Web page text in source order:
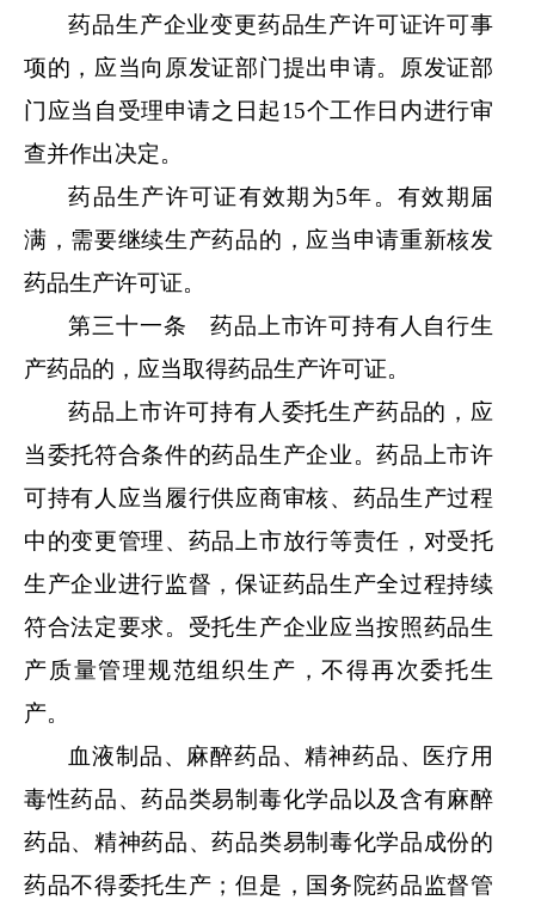
药品生产企业变更药品生产许可证许可事
项的，应当向原发证部门提出申请。原发证部
门应当自受理申请之日起15个工作日内进行审
查并作出决定。
药品生产许可证有效期为5年。有效期届
满，需要继续生产药品的，应当申请重新核发
药品生产许可证。
第三十一条 药品上市许可持有人自行生
产药品的，应当取得药品生产许可证。
药品上市许可持有人委托生产药品的，应
当委托符合条件的药品生产企业。药品上市许
可持有人应当履行供应商审核、药品生产过程
中的变更管理、药品上市放行等责任，对受托
生产企业进行监督，保证药品生产全过程持续
符合法定要求。受托生产企业应当按照药品生
产质量管理规范组织生产，不得再次委托生
产。
血液制品、麻醉药品、精神药品、医疗用
毒性药品、药品类易制毒化学品以及含有麻醉
药品、精神药品、药品类易制毒化学品成份的
药品不得委托生产；但是，国务院药品监督管